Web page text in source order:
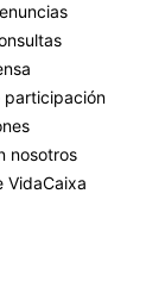
participación
nosotros
VidaCaixa